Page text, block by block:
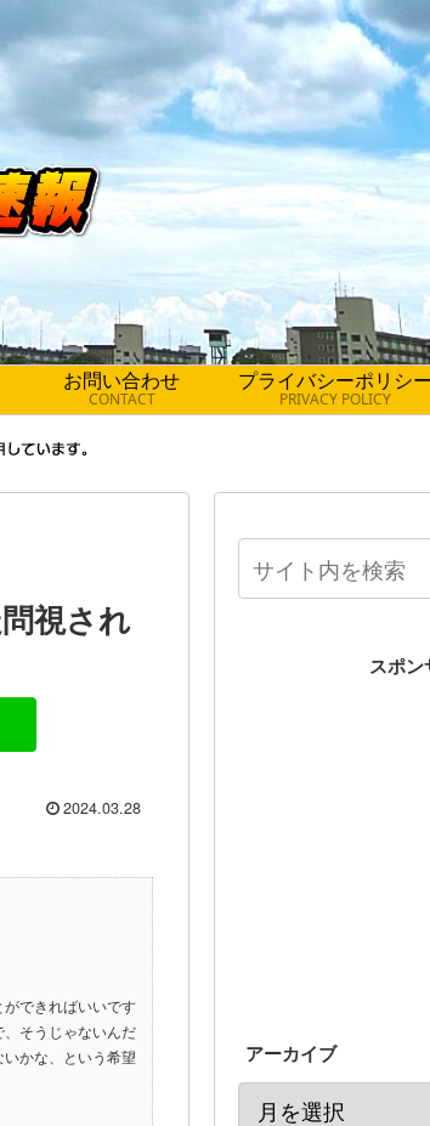
お問い合わせ
CONTACT
プライバシーポリシー
PRIVACY POLICY
視され
2024.03.28
できればいいです
そうじゃないんだ
かな、という希望
スポン
アーカイブ